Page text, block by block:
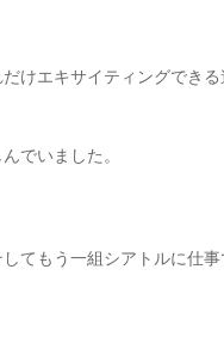
けエキサイティングできる
でいました。
てもう一組シアトルに仕